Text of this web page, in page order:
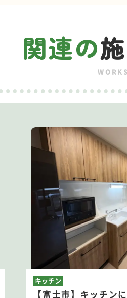
関連の
WORKS
キッチン
【富士市】キッチン